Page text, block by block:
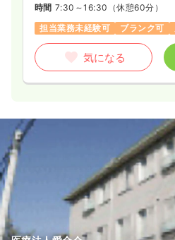
時間 7:30～16:30 （休憩60分）
担当業務未経験可
ブランク可
気になる